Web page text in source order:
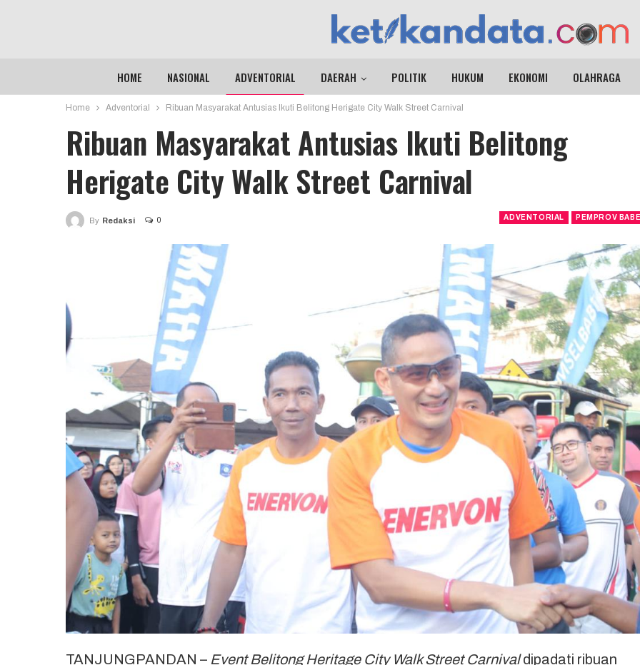
HOME NASIONAL ADVENTORIAL DAERAH POLITIK HUKUM EKONOMI OLAHRAGA
Home Adventorial Ribuan Masyarakat Antusias Ikuti Belitong Herigate City Walk Street Carnival
Ribuan Masyarakat Antusias Ikuti Belitong
Herigate City Walk Street Carnival
ADVENTORIAL PEMPROV
By Redaksi 0
TANJUNGPANDAN – Event Belitong Heritage City Walk Street Carnivaldipadati ribuan